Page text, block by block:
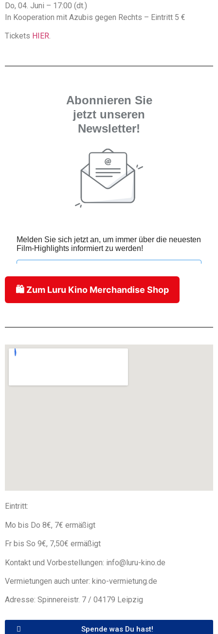
Do, 04. Juni – 17:00 (dt.)
In Kooperation mit Azubis gegen Rechts – Eintritt 5 €
Tickets HIER.
🛍️ Zum Luru Kino Merchandise Shop
Eintritt:
Mo bis Do 8€, 7€ ermäßigt
Fr bis So 9€, 7,50€ ermäßigt
Kontakt und Vorbestellungen: info@luru-kino.de
Vermietungen auch unter: kino-vermietung.de
Adresse: Spinnereistr. 7 / 04179 Leipzig
Spende was Du hast!